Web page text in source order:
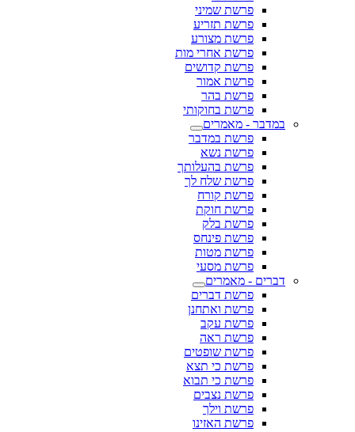
פרשת שמיני
פרשת תזריע
פרשת מצורע
פרשת אחרי מות
פרשת קדושים
פרשת אמור
פרשת בהר
פרשת בחוקותי
במדבר - מאמרים
פרשת במדבר
פרשת נשא
פרשת בהעלותך
פרשת שלח לך
פרשת קורח
פרשת חוקת
פרשת בלק
פרשת פינחס
פרשת מטות
פרשת מסעי
דברים - מאמרים
פרשת דברים
פרשת ואתחנן
פרשת עקב
פרשת ראה
פרשת שופטים
פרשת כי תצא
פרשת כי תבוא
פרשת נצבים
פרשת וילך
פרשת האזינו